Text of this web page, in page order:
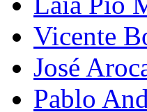
Vicente
José
Pablo